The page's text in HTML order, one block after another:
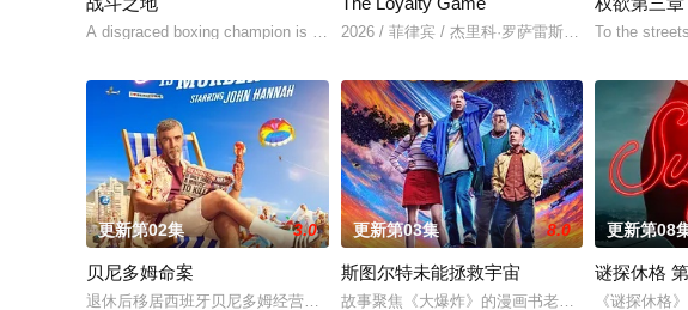
A disgraced boxing champion is released from prison and2026 / 菲律宾 / 杰里科·罗萨雷斯,珍妮·古铁雷斯,
To the
更新第02集 3.0
贝尼多姆命案
退休后移居西班牙贝尼多姆经营酒吧的英国前刑警，原以为能过上平静生活。然而，当
更新第03集 8.0
斯图尔特未能拯救宇宙
故事聚焦《大爆炸》的漫画书老板斯图尔特·布鲁
更新第08
谜探休格
《谜探休格